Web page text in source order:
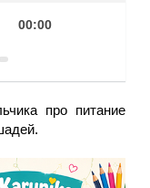
Текущее
00:00
про питание